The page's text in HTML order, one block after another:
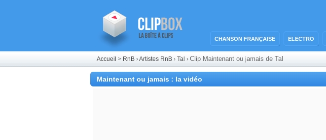
CHANSON FRANÇAISE ELECTRO
Accueil > RnB ›Artistes RnB › Tal › Clip Maintenant ou jamais de Tal
Maintenant ou jamais : la vidéo